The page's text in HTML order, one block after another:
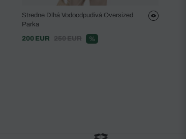
Stredne Dlhá Vodoodpudivá Oversized
Parka
200 EUR
250 EUR %